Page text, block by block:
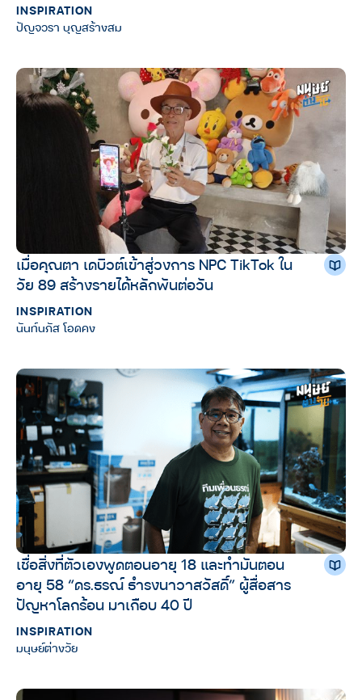
INSPIRATION
ปัญจวรา บุญสร้างสม
เมื่อคุณตา เดบิวต์เข้าสู่วงการ NPC TikTok ใน
วัย 89 สร้างรายได้หลักพันต่อวัน
INSPIRATION
นันท์นภัส โอดคง
เชื่อสิ่งที่ตัวเองพูดตอนอายุ 18 และทำมันตอน
อายุ 58 “ดร.ธรณ์ ธํารงนาวาสวัสดิ์” ผู้สื่อสาร
ปัญหาโลกร้อน มาเกือบ 40 ปี
INSPIRATION
มนุษย์ต่างวัย